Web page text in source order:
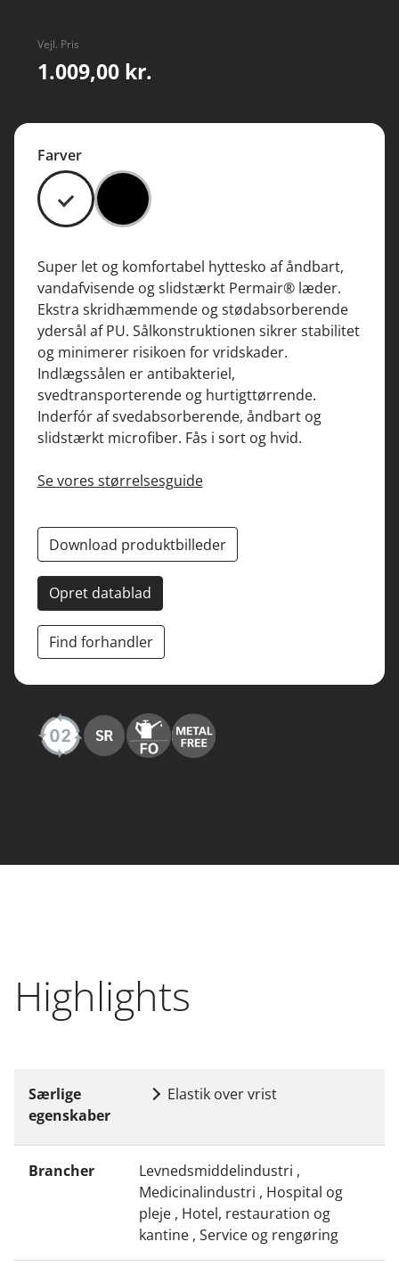
Vejl. Pris
1.009,00 kr.
Farver
#FFFFFF
#000000
Super let og komfortabel hyttesko af åndbart,
vandafvisende og slidstærkt Permair® læder.
Ekstra skridhæmmende og stødabsorberende
ydersål af PU. Sålkonstruktionen sikrer stabilitet
og minimerer risikoen for vridskader.
Indlægssålen er antibakteriel,
svedtransporterende og hurtigttørrende.
Inderfór af svedabsorberende, åndbart og
slidstærkt microfiber. Fås i sort og hvid.
Se vores størrelsesguide
Download produktbilleder
Opret datablad
Find forhandler
Highlights
Særlige
egenskaber
Elastik over vrist
Brancher
Levnedsmiddelindustri ,
Medicinalindustri , Hospital og
pleje , Hotel, restauration og
kantine , Service og rengøring